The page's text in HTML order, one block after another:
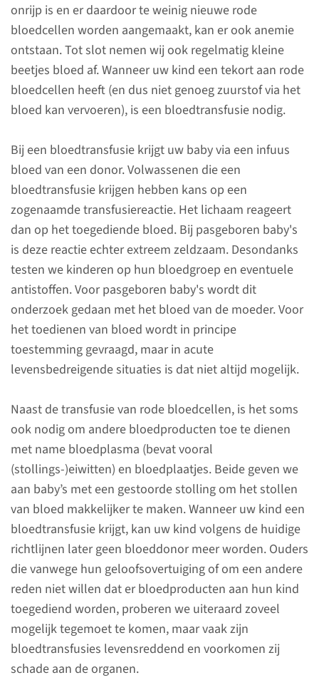
onrijp is en er daardoor te weinig nieuwe rode
bloedcellen worden aangemaakt, kan er ook anemie
ontstaan. Tot slot nemen wij ook regelmatig kleine
beetjes bloed af. Wanneer uw kind een tekort aan rode
bloedcellen heeft (en dus niet genoeg zuurstof via het
bloed kan vervoeren), is een bloedtransfusie nodig.
Bij een bloedtransfusie krijgt uw baby via een infuus
bloed van een donor. Volwassenen die een
bloedtransfusie krijgen hebben kans op een
zogenaamde transfusiereactie. Het lichaam reageert
dan op het toegediende bloed. Bij pasgeboren baby's
is deze reactie echter extreem zeldzaam. Desondanks
testen we kinderen op hun bloedgroep en eventuele
antistoffen. Voor pasgeboren baby's wordt dit
onderzoek gedaan met het bloed van de moeder. Voor
het toedienen van bloed wordt in principe
toestemming gevraagd, maar in acute
levensbedreigende situaties is dat niet altijd mogelijk.
Naast de transfusie van rode bloedcellen, is het soms
ook nodig om andere bloedproducten toe te dienen
met name bloedplasma (bevat vooral
(stollings-)eiwitten) en bloedplaatjes. Beide geven we
aan baby’s met een gestoorde stolling om het stollen
van bloed makkelijker te maken. Wanneer uw kind een
bloedtransfusie krijgt, kan uw kind volgens de huidige
richtlijnen later geen bloeddonor meer worden. Ouders
die vanwege hun geloofsovertuiging of om een andere
reden niet willen dat er bloedproducten aan hun kind
toegediend worden, proberen we uiteraard zoveel
mogelijk tegemoet te komen, maar vaak zijn
bloedtransfusies levensreddend en voorkomen zij
schade aan de organen.
Hartfilmpje en
hersenfilmpje
Oogonderzoek
MRI-scan
Ruggenprik
Behandelingen
De volgende behandeling
kunnen nodig zijn als uw kind
is opgenomen op de Neonatale
Intensive Care Unit (NICU):
Ademhalings-
ondersteuning
Als uw baby tijdelijk niet goed
kan ademen, dan krijgt uw
baby hulp van een apparaat. Dit
noemen we
ademhalingsondersteuning.
Hiervoor zijn verschillende
manieren.
lees meer